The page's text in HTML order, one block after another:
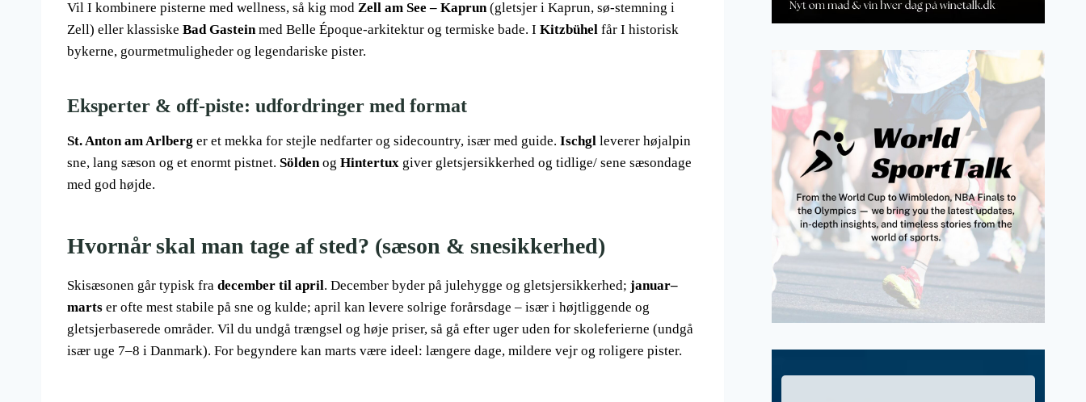
Vil I kombinere pisterne med wellness, så kig mod Zell am See – Kaprun(gletsjer i Kaprun, sø-stemning i
Zell) eller klassiske Bad Gasteinmed Belle Époque-arkitektur og termiske bade. I Kitzbühel får I historisk
bykerne, gourmetmuligheder og legendariske pister.
Eksperter & off-piste: udfordringer med format
St. Anton am Arlberg er et mekka for stejle nedfarter og sidecountry, især med guide. Ischgl leverer højalpin
sne, lang sæson og et enormt pistnet. Söldenog Hintertux giver gletsjersikkerhed og tidlige/ sene sæsondage
med god højde.
Hvornår skal man tage af sted? (sæson & snesikkerhed)
Skisæsonen går typisk fra december til april. December byder på julehygge og gletsjersikkerhed; januar–
marts er ofte mest stabile på sne og kulde; april kan levere solrige forårsdage – især i højtliggende og
gletsjerbaserede områder. Vil du undgå trængsel og høje priser, så gå efter uger uden for skoleferierne (undgå
især uge 7–8 i Danmark). For begyndere kan marts være ideel: længere dage, mildere vejr og roligere pister.